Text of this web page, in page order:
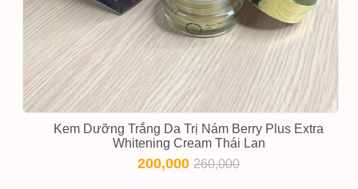
Kem Dưỡng Trắng Da Trị Nám Berry Plus Extra
Whitening Cream Thái Lan
200,000260,000